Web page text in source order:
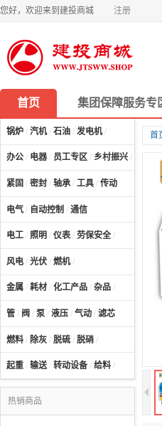
您好，欢迎来到建投商城 注册
首页 集团保障服务专
锅炉 / 汽机/ 石油 / 发电机/
办公 / 电器 / 员工专区 / 乡村振兴 / 计算
紧固 / 密封 / 轴承 / 工具 / 传动
电气 / 自动控制 / 通信
电工 / 照明 / 仪表 / 劳保安全 /
风电 / 光伏 / 燃机/
金属 / 耗材 / 化工产品 / 杂品 /
管 / 阀 / 泵 / 液压 / 气动 / 滤芯
燃料 / 除灰 / 脱硫 / 脱硝 /
起重 / 输送/ 转动设备 / 给料 /
热销商品
首